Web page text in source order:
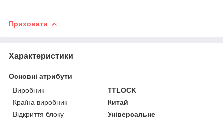
Приховати
Характеристики
Основні атрибути
Виробник
TTLOCK
Країна виробник
Китай
Відкриття блоку
Універсальне